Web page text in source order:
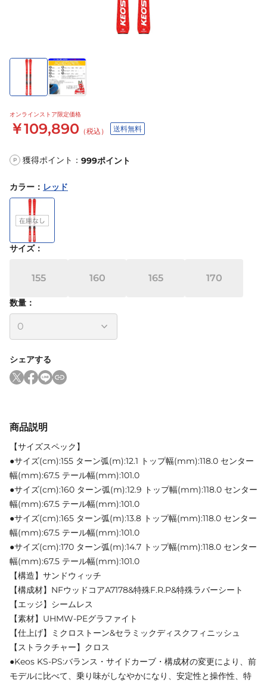
オンラインストア限定価格
￥109,890 （税込） 送料無料
P 獲得ポイント： 999ポイント
カラー ： レッド
サイズ：
155 160 165 170
数量：
シェアする
商品説明
【サイズスペック】
●サイズ(cm):155 ターン弧(m):12.1 トップ幅(mm):118.0 センター
幅(mm):67.5 テール幅(mm):101.0
●サイズ(cm):160 ターン弧(m):12.9 トップ幅(mm):118.0 センター
幅(mm):67.5 テール幅(mm):101.0
●サイズ(cm):165 ターン弧(m):13.8 トップ幅(mm):118.0 センター
幅(mm):67.5 テール幅(mm):101.0
●サイズ(cm):170 ターン弧(m):14.7 トップ幅(mm):118.0 センター
幅(mm):67.5 テール幅(mm):101.0
【構造】サンドウィッチ
【構成材】NFウッドコアA7178&特殊F.R.P&特殊ラバーシート
【エッジ】シームレス
【素材】UHMW-PEグラファイト
【仕上げ】ミクロストーン&セラミックディスクフィニッシュ
【ストラクチャー】クロス
●Keos KS-PS:バランス・サイドカーブ・構成材の変更により、前
モデルに比べて、乗り味がしなやかになり、安定性と操作性、特